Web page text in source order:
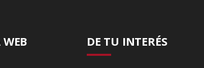
DE TU INTERÉS